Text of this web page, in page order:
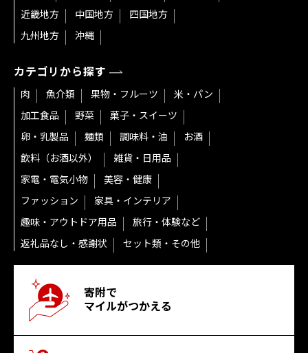
近畿地方
中国地方
四国地方
九州地方
沖縄
カテゴリから探す
肉 魚介類 果物・フルーツ
米・パン
加工食品
野菜
菓子・スイーツ
卵・乳製品
麺類 調味料・油
お酒
飲料（お酒以外）
雑貨・日用品
家電・電気小物
美容・健康
ファッション
家具・インテリア
趣味・アウトドア用品
旅行・体験など
返礼品なし・感謝状
セット類・その他
寄附で
マイルがつかえる